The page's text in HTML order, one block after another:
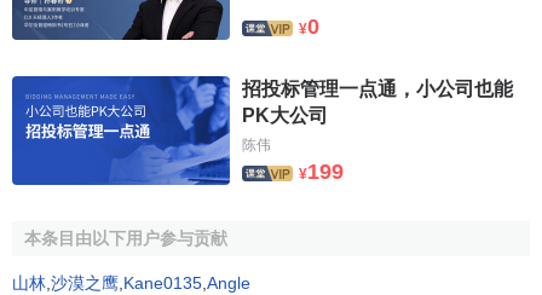
banking arm traded as SchroderSalomon Smith Barney
his efforts.
施羅德集團在20世紀80年代英國政府推行的
表率作用，and was to grow dramatically under Winfried
Bischoff. 1984 年，其集團總值達到3千萬英鎊，施羅德出任
出售給了花旗銀行。花旗集團在歐洲的投資銀行業務 traded
as Schroder Salomon Smith Barney
¥0
招投标管理一点通，小公司也能
PK大公司
陈伟
¥199
本条目由以下用户参与贡献
山林 沙漠之鹰 Kane0135 Angle